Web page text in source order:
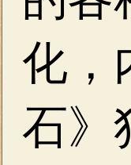
化，
石》